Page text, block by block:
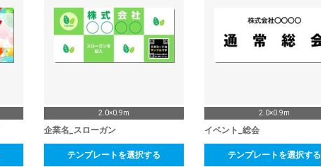
2.0×0.9m
企業名_スローガン
テンプレートを選択する
2.0×0.9m
イベント_総会
テンプレートを選択する